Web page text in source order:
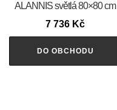
ALANNIS světlá 80×80 cm
7 736 Kč
DO OBCHODU